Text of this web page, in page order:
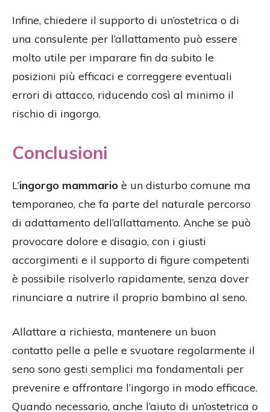
Infine, chiedere il supporto di un’ostetrica o di
una consulente per l’allattamento può essere
molto utile per imparare fin da subito le
posizioni più efficaci e correggere eventuali
errori di attacco, riducendo così al minimo il
rischio di ingorgo.
Conclusioni
L’ingorgo mammario è un disturbo comune ma
temporaneo, che fa parte del naturale percorso
di adattamento dell’allattamento. Anche se può
provocare dolore e disagio, con i giusti
accorgimenti e il supporto di figure competenti
è possibile risolverlo rapidamente, senza dover
rinunciare a nutrire il proprio bambino al seno.
Allattare a richiesta, mantenere un buon
contatto pelle a pelle e svuotare regolarmente il
seno sono gesti semplici ma fondamentali per
prevenire e affrontare l’ingorgo in modo efficace.
Quando necessario, anche l’aiuto di un’ostetrica o